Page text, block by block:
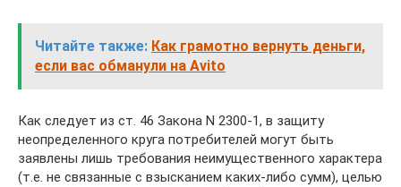
Читайте также: Как грамотно вернуть деньги,
если вас обманули на Avito
Как следует из ст. 46 Закона N 2300-1, в защиту
неопределенного круга потребителей могут быть
заявлены лишь требования неимущественного характера
(т.е. не связанные с взысканием каких-либо сумм), целью